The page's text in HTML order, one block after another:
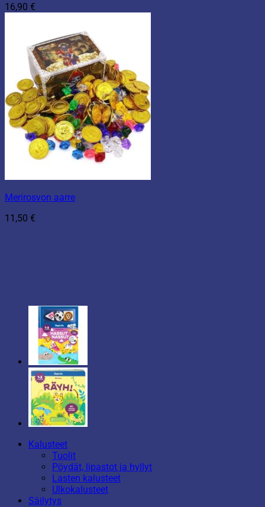
16,90 €
Merirosvon aarre
11,50 €
Kalusteet
Tuolit
Pöydät, lipastot ja hyllyt
Lasten kalusteet
Ulkokalusteet
Säilytys